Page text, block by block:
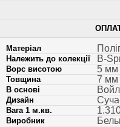
Матеріал
Належить до колекції B-
Ворс висотою 5 мм
Товщина 7 мм
В основі
Дизайн
Вага 1 м.кв.
Виробник